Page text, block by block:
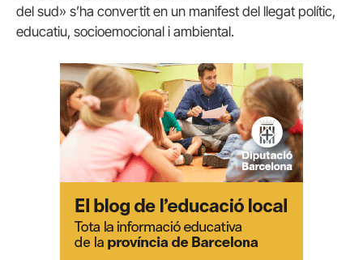
del sud» s’ha convertit en un manifest del llegat polític,
educatiu, socioemocional i ambiental.